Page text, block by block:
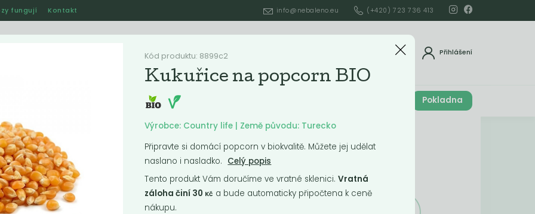
fungují Kontakt info@nebaleno.eu (+420) 723 736 413
Přihlášení
Jak naše rozvozy fungují Pokladna
Nejlevnější Nejprodávanější Nejnovější
Kód produktu: 8899c2
Kukuřice na popcorn BIO
Výrobce: Country life | Země původu: Turecko
Připravte si domácí popcorn v biokvalitě. Můžete jej udělat
naslano i nasladko. Celý popis
Tento produkt Vám doručíme ve vratné sklenici. Vratná
záloha činí 30 Kč a bude automaticky připočtena k ceně
nákupu.